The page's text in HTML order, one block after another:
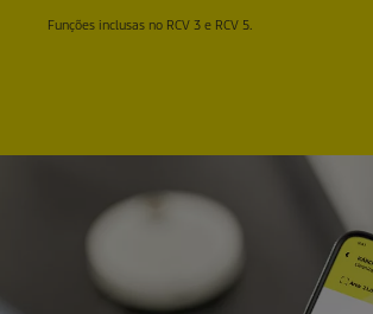
Funções inclusas no RCV 3 e RCV 5.